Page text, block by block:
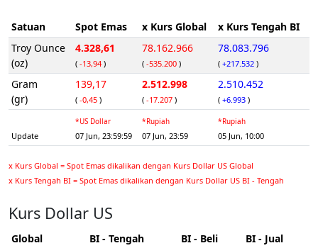
Satuan Spot Emas x Kurs Global
x Kurs Tengah BI
Troy Ounce
(oz)
4.328,61
( -13,94 )
78.162.966
( -535.200 )
78.083.796
( +217.532 )
Gram
(gr)
139,17
( -0,45 )
2.512.998
( -17.207 )
2.510.452
( +6.993 )
Update
*US Dollar
07 Jun, 23:59:59
*Rupiah
07 Jun, 23:59
*Rupiah
05 Jun, 10:00
x Kurs Global = Spot Emas dikalikan dengan Kurs Dollar US Global
x Kurs Tengah BI = Spot Emas dikalikan dengan Kurs Dollar US BI - Tengah
Kurs Dollar US
Global BI - Tengah BI - Beli
BI - Jual